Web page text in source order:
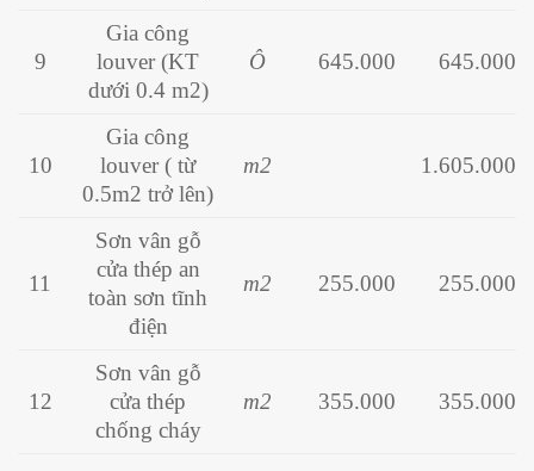
9
Gia công
louver (KT
dưới 0.4 m2)
Ô 645.000 645.000
10
Gia công
louver ( từ
0.5m2 trở lên)
m2 1.605.000
11
Sơn vân gỗ
cửa thép an
toàn sơn tĩnh
điện
m2 255.000 255.000
12
Sơn vân gỗ
cửa thép
chống cháy
m2 355.000 355.000